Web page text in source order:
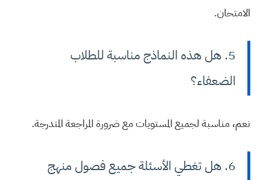
الامتحان.
5. هل هذه النماذج مناسبة للطلاب
الضعفاء؟
نعم، مناسبة لجميع المستويات مع ضرورة المراجعة المتدرجة.
6. هل تغطي الأسئلة جميع فصول منهج